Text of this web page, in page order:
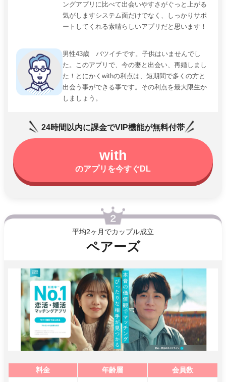
ングアプリに比べて出会いやすさがぐっと上がる
気がしますシステム面だけでなく、しっかりサポ
ートしてくれる素晴らしいアプリだと思います！
男性43歳 バツイチです。子供はいませんでし
た。このアプリで、今の妻と出会い、再婚しまし
た！とにかくwithの利点は、短期間で多くの方と
出会う事ができる事です。その利点を最大限生か
しましょう。
24時間以内に課金でVIP機能が無料付帯
with
のアプリを今すぐDL
平均2ヶ月でカップル成立
ペアーズ
料金 年齢層 会員数